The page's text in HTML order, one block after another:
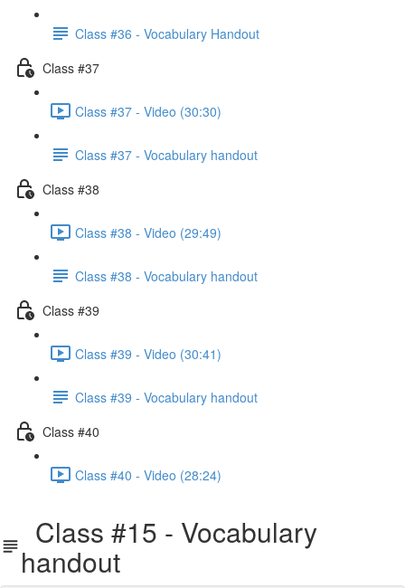
Class #36 - Vocabulary Handout
Class #37
Class #37 - Video (30:30)
Class #37 - Vocabulary handout
Class #38
Class #38 - Video (29:49)
Class #38 - Vocabulary handout
Class #39
Class #39 - Video (30:41)
Class #39 - Vocabulary handout
Class #40
Class #40 - Video (28:24)
Class #15 - Vocabulary
handout